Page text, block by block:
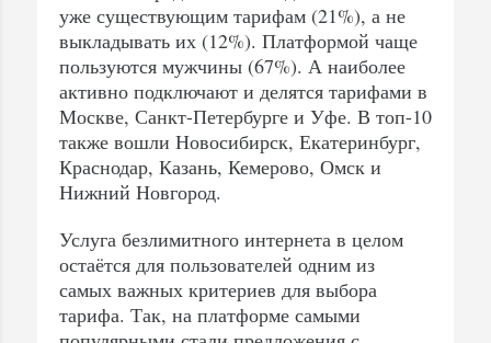
уже существующим тарифам (21%), а не
выкладывать их (12%). Платформой чаще
пользуются мужчины (67%). А наиболее
активно подключают и делятся тарифами в
Москве, Санкт-Петербурге и Уфе. В топ-10
также вошли Новосибирск, Екатеринбург,
Краснодар, Казань, Кемерово, Омск и
Нижний Новгород.
Услуга безлимитного интернета в целом
остаётся для пользователей одним из
самых важных критериев для выбора
тарифа. Так, на платформе самыми